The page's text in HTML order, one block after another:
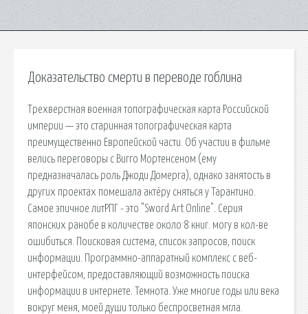
Доказательство смерти в переводе гоблина
Трехверстная военная топографическая карта Российской
империи — это старинная топографическая карта
преимущественно Европейской части. Об участии в фильме
велись переговоры с Вигго Мортенсеном (ему
предназначалась роль Джоди Домерга), однако занятость в
других проектах помешала актёру сняться у Тарантино.
Самое эпичное литРПГ - это "Sword Art Online". Серия
японских ранобе в количестве около 8 книг. могу в кол-ве
ошибиться. Поисковая сиcтема, список запросов, поиск
информации. Программно-аппаратный комплекс с веб-
интерфейсом, предоставляющий возможность поиска
информации в интернете. Темнота. Уже многие годы или века
вокруг меня, моей души только беспросветная мгла.